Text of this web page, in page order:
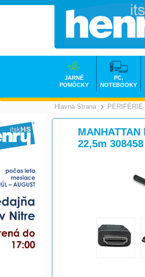
Hlavná Strana PERIFÉRIE
22,5m 308458
JARNÉ
POMÔCKY
PC,
NOTEBOOKY